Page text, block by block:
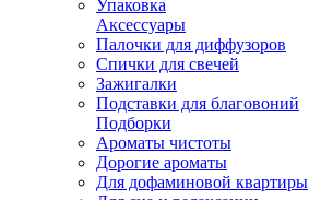
Упаковка
Аксессуары
Палочки для диффузоров
Спички для свечей
Зажигалки
Подставки для благовоний
Подборки
Ароматы чистоты
Дорогие ароматы
Для дофаминовой квартиры